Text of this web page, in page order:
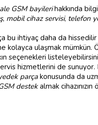
GSM bayilerihakkında
, mobil cihaz servisi, telefon
bu ihtiyaç daha da
kolayca ulaşmak mümkün.
seçenekleri
hizmetlerini de sunuyor.
parçakonusunda da
destekalmak cihazınızın